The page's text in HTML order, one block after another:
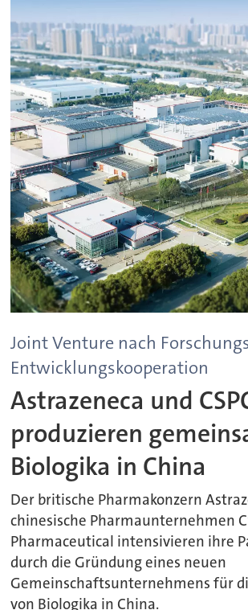
Joint Venture nach
Entwicklungskooperation
Astrazeneca und
produzieren
Biologika in China
Der britische Pharmakonzern
chinesische Pharmaunternehmen
Pharmaceutical intensivieren ihre
durch die Gründung eines neuen
Gemeinschaftsunternehmens für
von Biologika in China.